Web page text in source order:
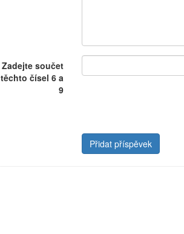
Zadejte součet
těchto čísel 6 a
9